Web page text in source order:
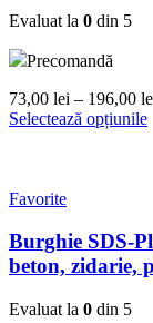
Evaluat la 0 din 5
Precomandă
73,00 lei – 196,00
Selectează opțiunile
Favorite
Burghie SDS-
beton, zidarie,
Evaluat la 0 din 5